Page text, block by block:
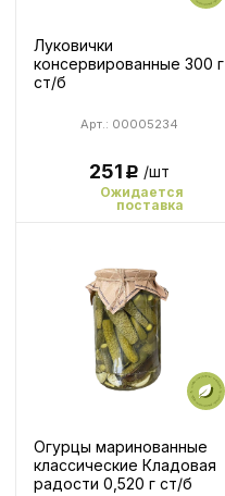
Луковички
консервированные 300 г
ст/б
Арт.: 00005234
251Р /шт
Ожидается
поставка
Огурцы маринованные
классические Кладовая
радости 0,520 г ст/б